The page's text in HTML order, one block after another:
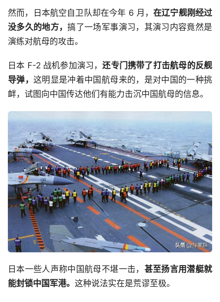
然而，日本航空自卫队却在今年 6 月， 在辽宁舰刚经过
没多久的地方，搞了一场军事演习，其演习内容竟然是
演练对航母的攻击。
日本 F-2 战机参加演习，还专门携带了打击航母的反舰
导弹，这明显是冲着中国航母来的，是对中国的一种挑
衅，试图向中国传达他们有能力击沉中国航母的信息。
日本一些人声称中国航母不堪一击， 甚至扬言用潜艇就
能封锁中国军港。 这种说法实在是荒谬至极。